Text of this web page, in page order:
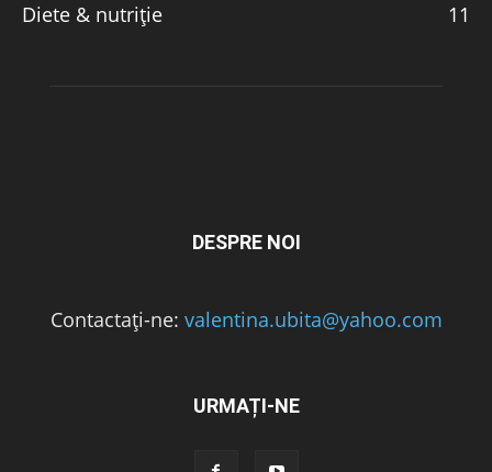
Diete & nutriție
11
DESPRE NOI
Contactați-ne: valentina.ubita@yahoo.com
URMAȚI-NE